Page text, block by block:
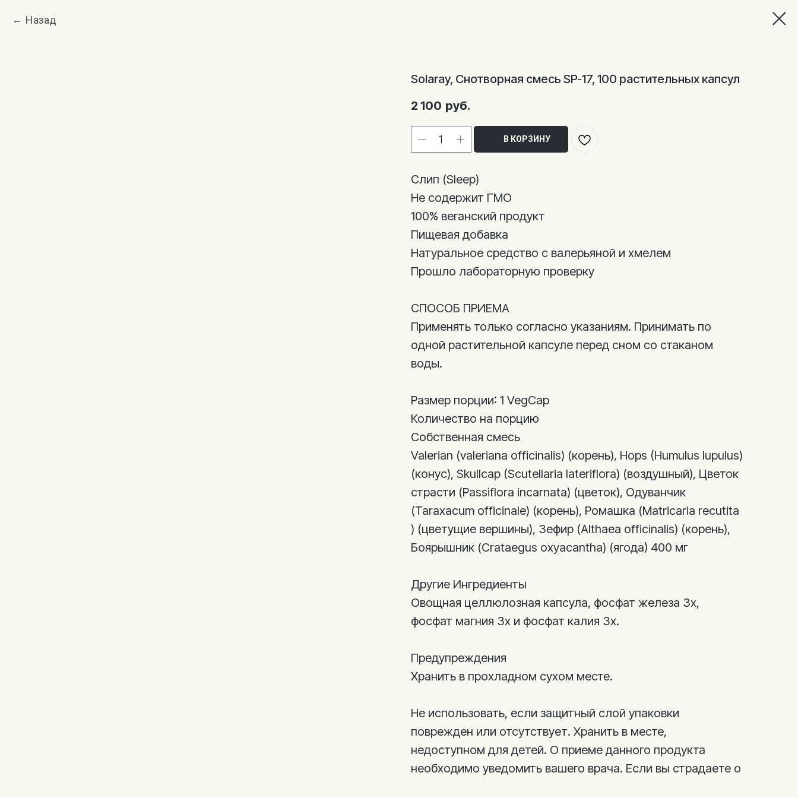
Назад
Solaray, Снотворная смесь SP-17, 100 растительных капсул
2 100 руб.
В КОРЗИНУ
Слип (Sleep)
Не содержит ГМО
100% веганский продукт
Пищевая добавка
Натуральное средство с валерьяной и хмелем
Прошло лабораторную проверку
СПОСОБ ПРИЕМА
Применять только согласно указаниям. Принимать по
одной растительной капсуле перед сном со стаканом
воды.
Размер порции: 1 VegCap
Количество на порцию
Собственная смесь
Valerian (valeriana officinalis) (корень), Hops (Humulus lupulus)
(конус), Skullcap (Scutellaria lateriflora) (воздушный), Цветок
страсти (Passiflora incarnata) (цветок), Одуванчик
(Taraxacum officinale) (корень), Ромашка (Matricaria recutita
) (цветущие вершины), Зефир (Althaea officinalis) (корень),
Боярышник (Crataegus oxyacantha) (ягода) 400 мг
Другие Ингредиенты
Овощная целлюлозная капсула, фосфат железа 3х,
фосфат магния 3х и фосфат калия 3х.
Предупреждения
Хранить в прохладном сухом месте.
Не использовать, если защитный слой упаковки
поврежден или отсутствует. Хранить в месте,
недоступном для детей. О приеме данного продукта
необходимо уведомить вашего врача. Если вы страдаете о